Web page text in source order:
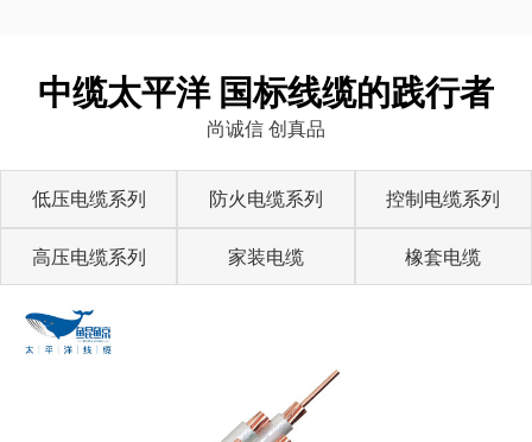
中缆太平洋 国标线缆的践行者
尚诚信 创真品
低压电缆系列 防火电缆系列 控制电缆系列
高压电缆系列 家装电缆 橡套电缆